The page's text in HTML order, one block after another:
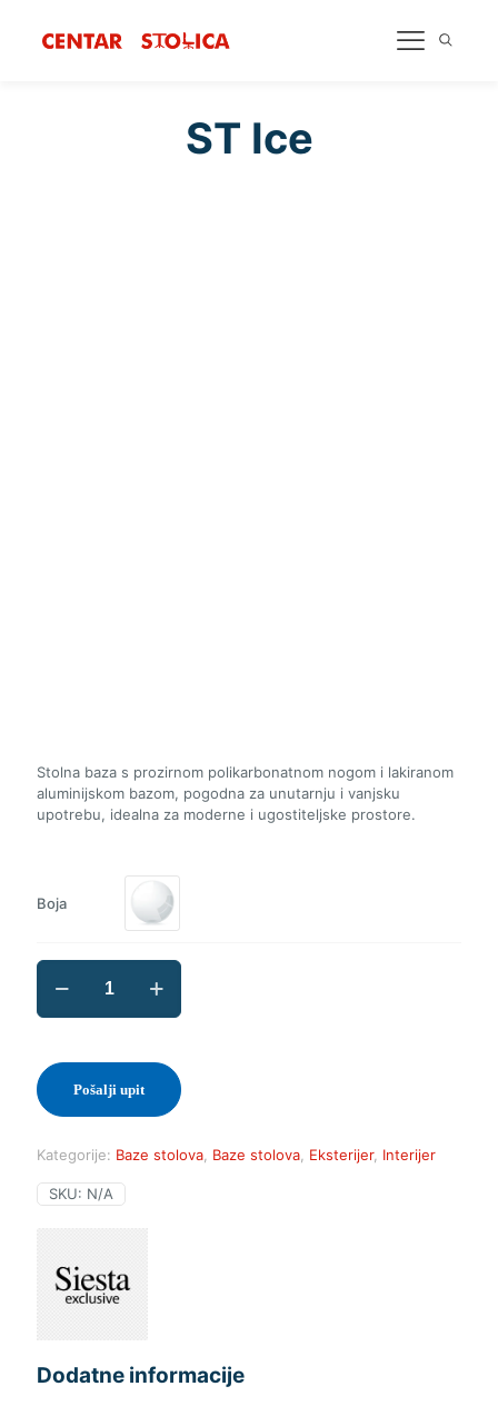
ST Ice
Stolna baza s prozirnom polikarbonatnom nogom i lakiranom
aluminijskom bazom, pogodna za unutarnju i vanjsku
upotrebu, idealna za moderne i ugostiteljske prostore.
Boja
ST
Ice
količina
Pošalji upit
Kategorije: Baze stolova, Baze stolova, Eksterijer, Interijer
SKU: N/A
Dodatne informacije